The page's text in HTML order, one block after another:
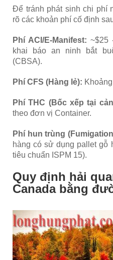
Để tránh phát sinh chi phí
rõ các khoản phí cố định
Phí ACI/E-Manifest: ~$25
khai báo an ninh bắt
(CBSA).
Phí CFS (Hàng lẻ):
Phí THC (Bốc xếp tại
theo đơn vị Container.
Phí hun trùng
hàng có sử dụng pallet gỗ
tiêu chuẩn ISPM 15).
Quy định hải
Canada bằng